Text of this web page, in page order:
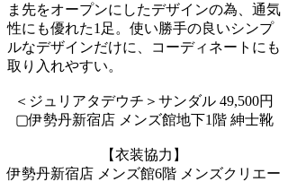
ま先をオープンにしたデザインの為、通気
性にも優れた1足。使い勝手の良いシンプ
ルなデザインだけに、コーディネートにも
取り入れやすい。
＜ジュリアタデウチ＞サンダル 49,500円
▢伊勢丹新宿店 メンズ館地下1階 紳士靴
【衣装協力】
伊勢丹新宿店 メンズ館6階 メンズクリエー